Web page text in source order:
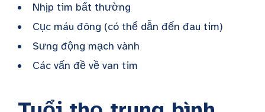
Nhịp tim bất thường
Cục máu đông (có thể dẫn đến đau tim)
Sưng động mạch vành
Các vấn đề về van tim